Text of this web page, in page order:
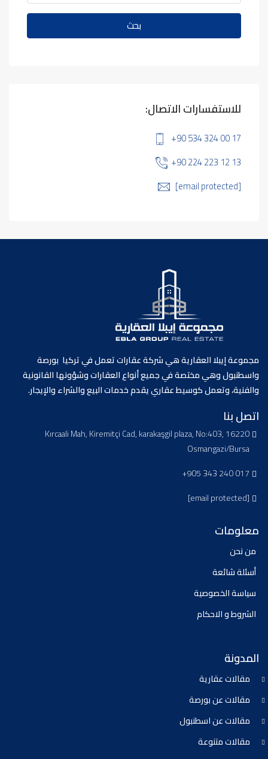
بحث
للاستفسارات الاتصال:
+90 534 324 00 17
+90 224 223 12 13
[email protected]
مجموعة إيبلا العقارية هي شركة عقارات تعمل في تركيا بورصة
واسطنبول وهي مختصة في جميع أنواع العقارات وشؤونها القانونية
والفنية، وتعمل كوسيط عقاري يقدم خدمات البيع والشراء والإيجار.
اتصل بنا
Kırcaali Mah, Kiremitçi Cad, karakaşgil plaza, No:403, 16220
Osmangazi/Bursa
+905 343 240 017
[email protected]
معلومات
من نحن
أسئلة شائعة
سياسة الخصوصية
الشروط و الاحكام
المدونة
مقالات عقارية
مقالات عن بورصة
مقالات عن اسطنبول
مقالات متنوعة